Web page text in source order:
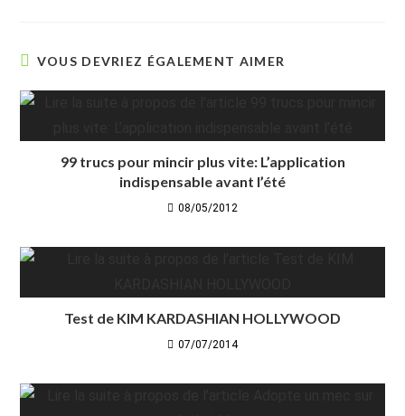
VOUS DEVRIEZ ÉGALEMENT AIMER
99 trucs pour mincir plus vite: L’application
indispensable avant l’été
08/05/2012
Test de KIM KARDASHIAN HOLLYWOOD
07/07/2014